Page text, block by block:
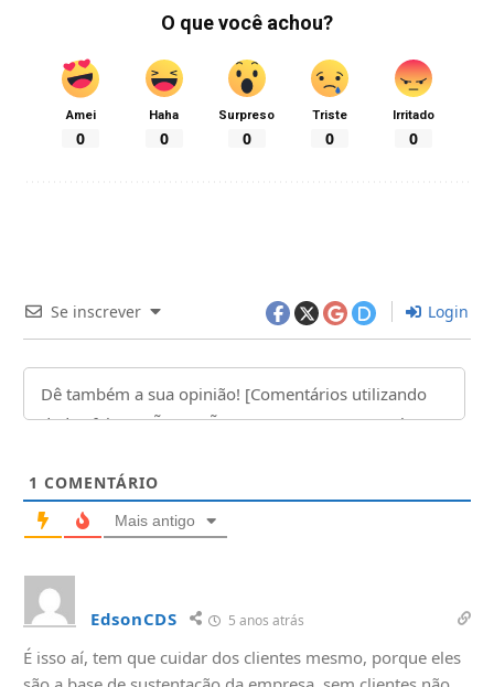
O que você achou?
Amei
0
Haha
0
Surpreso
0
Triste
0
Irritado
0
Se inscrever Login
1 COMENTÁRIO
Mais antigo
EdsonCDS 5 anos atrás
É isso aí, tem que cuidar dos clientes mesmo, porque eles